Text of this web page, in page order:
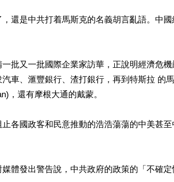
還是中共打着馬斯克的名義胡言亂語。中國
批又一批國際企業家訪華，正說明經濟危機
車、滙豐銀行、渣打銀行，再到特斯拉 的
，還有摩根大通的戴蒙。
各國政客和民意推動的浩浩蕩蕩的中美甚至
體發出警告說，中共政府的政策的「不確